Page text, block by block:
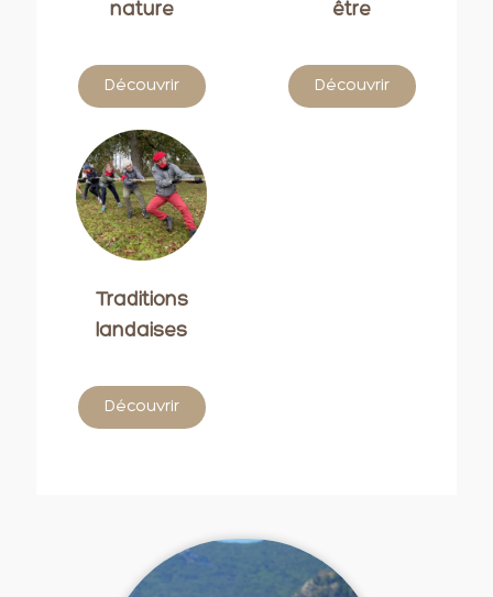
nature
Découvrir
être
Découvrir
Traditions
landaises
Découvrir